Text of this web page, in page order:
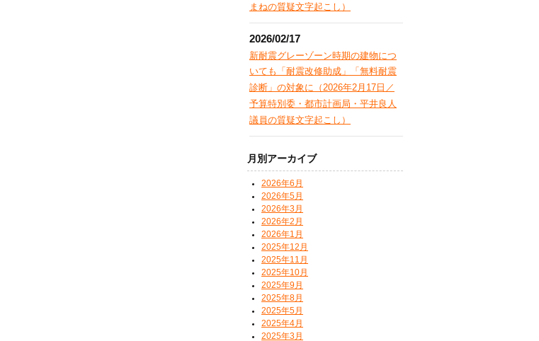
まねの質疑文字起こし）
2026/02/17
新耐震グレーゾーン時期の建物につ
いても「耐震改修助成」「無料耐震
診断」の対象に（2026年2月17日／
予算特別委・都市計画局・平井良人
議員の質疑文字起こし）
月別アーカイブ
2026年6月
2026年5月
2026年3月
2026年2月
2026年1月
2025年12月
2025年11月
2025年10月
2025年9月
2025年8月
2025年5月
2025年4月
2025年3月